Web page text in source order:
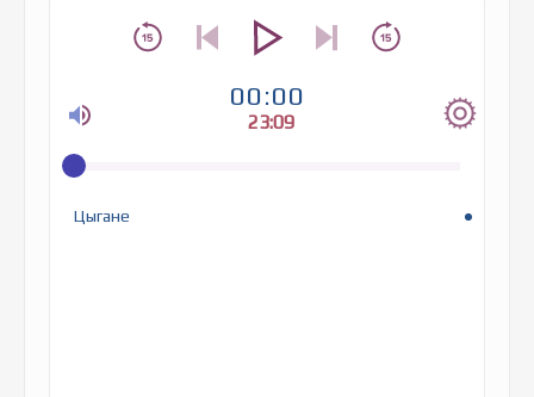
00:00
23:09
Цыгане